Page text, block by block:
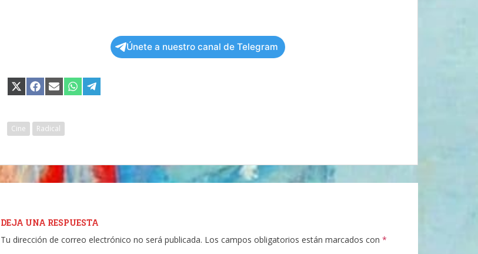
Únete a nuestro canal de Telegram
COMPARTIR
EN
COMPARTIR
EN
COMPARTIR
EN
COMPARTIR
EN
COMPARTIR
EN
Cine Radical
DEJA UNA RESPUESTA
Tu dirección de correo electrónico no será publicada. Los campos obligatorios están marcados con *